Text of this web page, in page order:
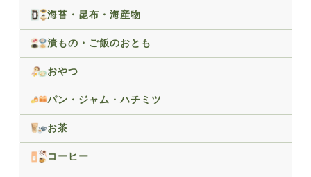
海苔・昆布・海産物
漬もの・ご飯のおとも
おやつ
パン・ジャム・ハチミツ
お茶
コーヒー